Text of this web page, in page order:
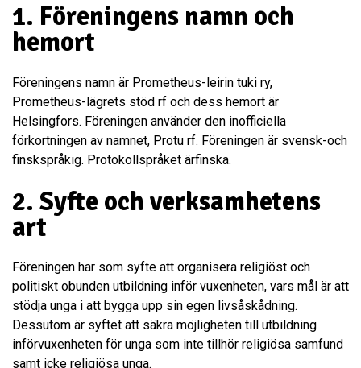
1. Föreningens namn och
hemort
Föreningens namn är Prometheus-leirin tuki ry,
Prometheus-lägrets stöd rf och dess hemort är
Helsingfors. Föreningen använder den inofficiella
förkortningen av namnet, Protu rf. Föreningen är svensk-och
finskspråkig. Protokollspråket ärfinska.
2. Syfte och verksamhetens
art
Föreningen har som syfte att organisera religiöst och
politiskt obunden utbildning inför vuxenheten, vars mål är att
stödja unga i att bygga upp sin egen livsåskådning.
Dessutom är syftet att säkra möjligheten till utbildning
införvuxenheten för unga som inte tillhör religiösa samfund
samt icke religiösa unga.